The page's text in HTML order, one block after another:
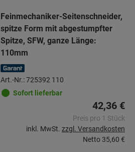
Feinmechaniker-Seitenschneider,
spitze Form mit abgestumpfter
Spitze, SFW, ganze Länge:
110mm
Art.-Nr.: 725392 110
Sofort lieferbar
42,36 €
Preis pro 1 Stück
inkl. MwSt. zzgl. Versandkosten
Netto 35,60 €